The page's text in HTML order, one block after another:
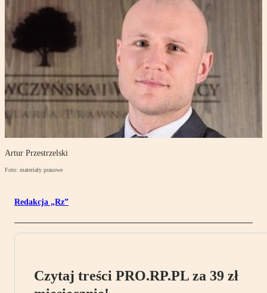
Artur Przestrzelski
Foto: materiały prasowe
Redakcja „Rz”
Czytaj treści PRO.RP.PL za 39 zł